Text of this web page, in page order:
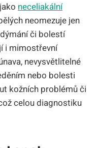
neceliakální
neomezuje jen
či bolestí
i mimostřevní
nevysvětlitelné
nebo bolesti
kožních problémů či
celou diagnostiku